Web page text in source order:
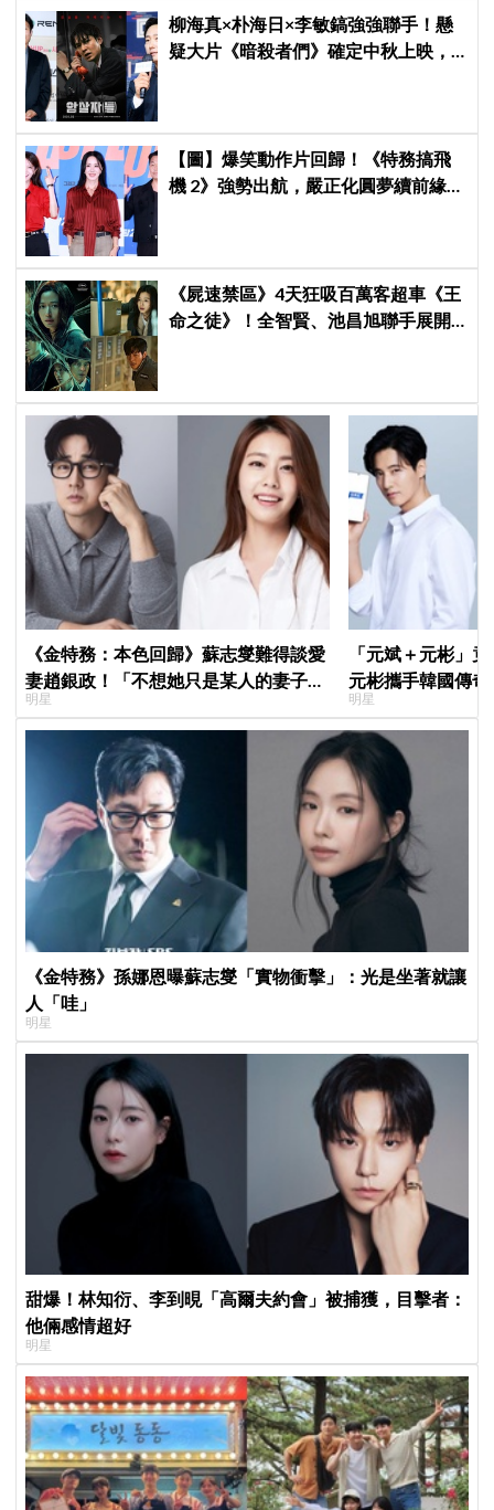
柳海真×朴海日×李敏鎬強強聯手！懸
疑大片《暗殺者們》確定中秋上映，
【圖】爆笑動作片回歸！《特務搞飛
機 2》強勢出航，嚴正化圓夢續前緣、
《屍速禁區》4天狂吸百萬客超車《王
命之徒》！全智賢、池昌旭聯手展開
《金特務：本色回歸》蘇志燮難得談愛
妻趙銀政！「不想她只是某人的妻子」
一句話展現滿滿尊重與愛
明星
「元斌＋元彬」
元彬攜手韓國傳
牌，韓網瘋喊：
明星
《金特務》孫娜恩曝蘇志燮「實物衝擊」：光是坐著就讓
人「哇」
明星
甜爆！林知衍、李到晛「高爾夫約會」被捕獲，目擊者：
他倆感情超好
明星